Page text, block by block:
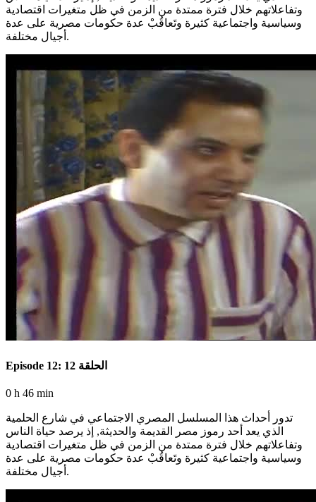
وتفاعلاتهم خلال فترة ممتدة من الزمن في ظل متغيرات اقتصادية
وسياسية واجتماعية كثيرة وتَعاقُبْ عدة حكومات مصرية على عدة
أجيال مختلفة.
Episode 12: الحلقة 12
0 h 46 min
تدور أحداث هذا المسلسل المصري الاجتماعي في شارع الحلمية
الذي يعد أحد رموز مصر القديمة والحديثة, إذ يرصد حياة الناس
وتفاعلاتهم خلال فترة ممتدة من الزمن في ظل متغيرات اقتصادية
وسياسية واجتماعية كثيرة وتَعاقُبْ عدة حكومات مصرية على عدة
أجيال مختلفة.